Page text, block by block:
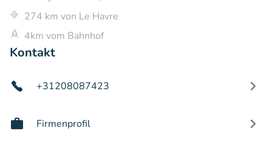
274 km von Le Havre
4km vom Bahnhof
Kontakt
+31208087423
Firmenprofil